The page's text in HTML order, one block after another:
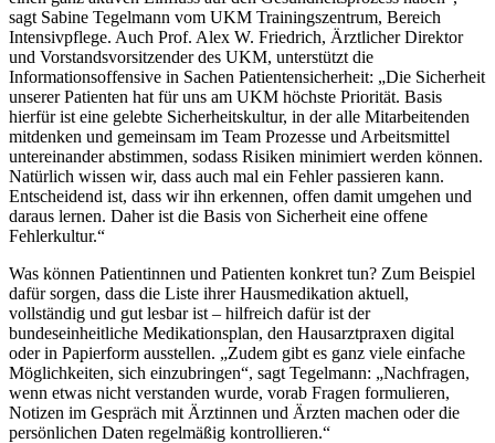
sagt Sabine Tegelmann vom UKM Trainingszentrum, Bereich
Intensivpflege. Auch Prof. Alex W. Friedrich, Ärztlicher Direktor
und Vorstandsvorsitzender des UKM, unterstützt die
Informationsoffensive in Sachen Patientensicherheit: „Die Sicherheit
unserer Patienten hat für uns am UKM höchste Priorität. Basis
hierfür ist eine gelebte Sicherheitskultur, in der alle Mitarbeitenden
mitdenken und gemeinsam im Team Prozesse und Arbeitsmittel
untereinander abstimmen, sodass Risiken minimiert werden können.
Natürlich wissen wir, dass auch mal ein Fehler passieren kann.
Entscheidend ist, dass wir ihn erkennen, offen damit umgehen und
daraus lernen. Daher ist die Basis von Sicherheit eine offene
Fehlerkultur.“
Was können Patientinnen und Patienten konkret tun? Zum Beispiel
dafür sorgen, dass die Liste ihrer Hausmedikation aktuell,
vollständig und gut lesbar ist – hilfreich dafür ist der
bundeseinheitliche Medikationsplan, den Hausarztpraxen digital
oder in Papierform ausstellen. „Zudem gibt es ganz viele einfache
Möglichkeiten, sich einzubringen“, sagt Tegelmann: „Nachfragen,
wenn etwas nicht verstanden wurde, vorab Fragen formulieren,
Notizen im Gespräch mit Ärztinnen und Ärzten machen oder die
persönlichen Daten regelmäßig kontrollieren.“